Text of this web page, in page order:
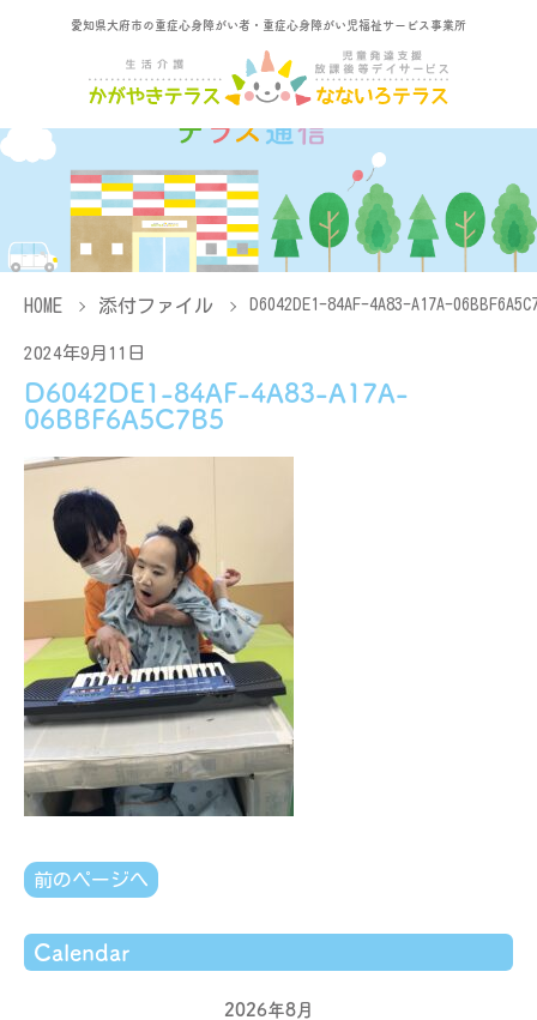
愛知県大府市の重症心身障がい者・重症心身障がい児福祉サービス事業所
HOME 添付ファイル D6042DE1-84AF-4A83-A17A-
2024年9月11日
D6042DE1-84AF-4A83-A17A-
06BBF6A5C7B5
前のページへ
Calendar
2026年8月